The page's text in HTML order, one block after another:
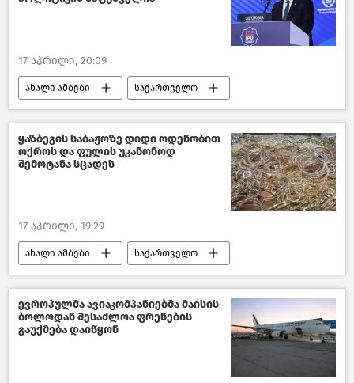
17 აპრილი, 20:09
ახალი ამბები საქართველო
პოლიტიკა საქართველოში
საქართველოს საგარეო პოლიტიკა
შალვა პაპუაშვილი
საქართველოს პარლამენტის თავმჯდომარე
ყაზბეგის საბაჟოზე დიდი ოდენობით
ოქროს და ფულის უკანონოდ
შემოტანა სცადეს
17 აპრილი, 19:29
ახალი ამბები საქართველო
შემთხვევები საქართველოში
შემოსავლების სამსახური
შემთხვევები
ევროპულმა ავიაკომპანიებმა მაისის
ბოლოდან შესაძლოა ფრენების
გაუქმება დაიწყონ